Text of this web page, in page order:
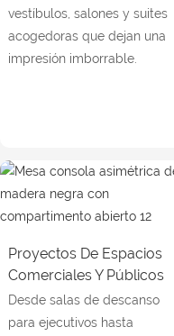
vestíbulos, salones y suites
acogedoras que dejan una
impresión imborrable.
Proyectos De Espacios
Comerciales Y Públicos
Desde salas de descanso
para ejecutivos hasta